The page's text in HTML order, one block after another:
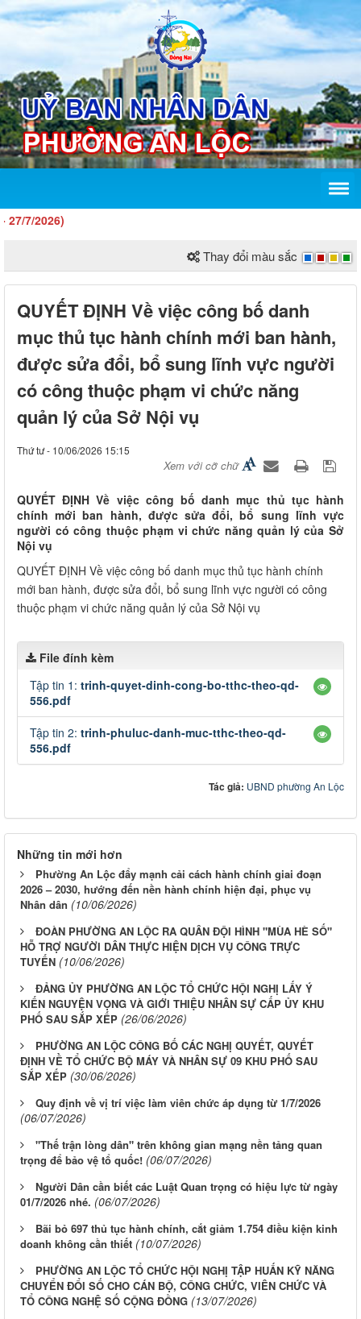
2026)
Thay đổi màu sắc
QUYẾT ĐỊNH Về việc công bố danh
mục thủ tục hành chính mới ban hành,
được sửa đổi, bổ sung lĩnh vực người
có công thuộc phạm vi chức năng
quản lý của Sở Nội vụ
Thứ tư - 10/06/2026 15:15
Xem với cỡ chữ
QUYẾT ĐỊNH Về việc công bố danh mục thủ tục hành
chính mới ban hành, được sửa đổi, bổ sung lĩnh vực
người có công thuộc phạm vi chức năng quản lý của Sở
Nội vụ
QUYẾT ĐỊNH Về việc công bố danh mục thủ tục hành chính
mới ban hành, được sửa đổi, bổ sung lĩnh vực người có công
thuộc phạm vi chức năng quản lý của Sở Nội vụ
File đính kèm
Tập tin 1: trinh-quyet-dinh-cong-bo-tthc-theo-qd-
556.pdf
Tập tin 2: trinh-phuluc-danh-muc-tthc-theo-qd-
556.pdf
Tác giả: UBND phường An Lộc
Những tin mới hơn
Phường An Lộc đẩy mạnh cải cách hành chính giai đoạn
2026 – 2030, hướng đến nền hành chính hiện đại, phục vụ
Nhân dân (10/06/2026)
ĐOÀN PHƯỜNG AN LỘC RA QUÂN ĐỘI HÌNH "MÙA HÈ SỐ"
HỖ TRỢ NGƯỜI DÂN THỰC HIỆN DỊCH VỤ CÔNG TRỰC
TUYẾN (10/06/2026)
ĐẢNG ỦY PHƯỜNG AN LỘC TỔ CHỨC HỘI NGHỊ LẤY Ý
KIẾN NGUYỆN VỌNG VÀ GIỚI THIỆU NHÂN SỰ CẤP ỦY KHU
PHỐ SAU SẮP XẾP (26/06/2026)
PHƯỜNG AN LỘC CÔNG BỐ CÁC NGHỊ QUYẾT, QUYẾT
ĐỊNH VỀ TỔ CHỨC BỘ MÁY VÀ NHÂN SỰ 09 KHU PHỐ SAU
SẮP XẾP (30/06/2026)
Quy định về vị trí việc làm viên chức áp dụng từ 1/7/2026
(06/07/2026)
"Thế trận lòng dân" trên không gian mạng nền tảng quan
trọng để bảo vệ tổ quốc! (06/07/2026)
Người Dân cần biết các Luật Quan trọng có hiệu lực từ ngày
01/7/2026 nhé. (06/07/2026)
Bãi bỏ 697 thủ tục hành chính, cắt giảm 1.754 điều kiện kinh
doanh không cần thiết (10/07/2026)
PHƯỜNG AN LỘC TỔ CHỨC HỘI NGHỊ TẬP HUẤN KỸ NĂNG
CHUYỂN ĐỔI SỐ CHO CÁN BỘ, CÔNG CHỨC, VIÊN CHỨC VÀ
TỔ CÔNG NGHỆ SỐ CỘNG ĐỒNG (13/07/2026)